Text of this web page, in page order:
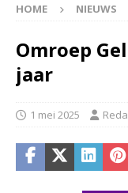
HOME NIEUWS
Omroep
jaar
1 mei 2025